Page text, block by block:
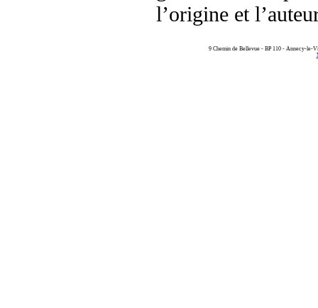
l’origine et
9 Chemin de Bellevue - BP 110 - Annecy-le-